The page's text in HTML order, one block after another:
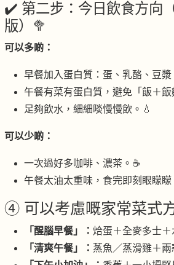
✔️ 第二步：今日飲食方向
版）🥦
可以多啲：
早餐加入蛋白質：蛋、乳酪、豆漿
午餐有菜有蛋白質，避免「飯＋飯
足夠飲水，細細啖慢慢飲。💧
可以少啲：
一次過好多咖啡、濃茶。☕
午餐太油太重味，食完即刻眼矇矇
④ 可以考慮嘅家常菜式
「醒腦早餐」： 烚蛋＋全麥多士＋
「清爽午餐」： 蒸魚／蒸滑雞＋兩